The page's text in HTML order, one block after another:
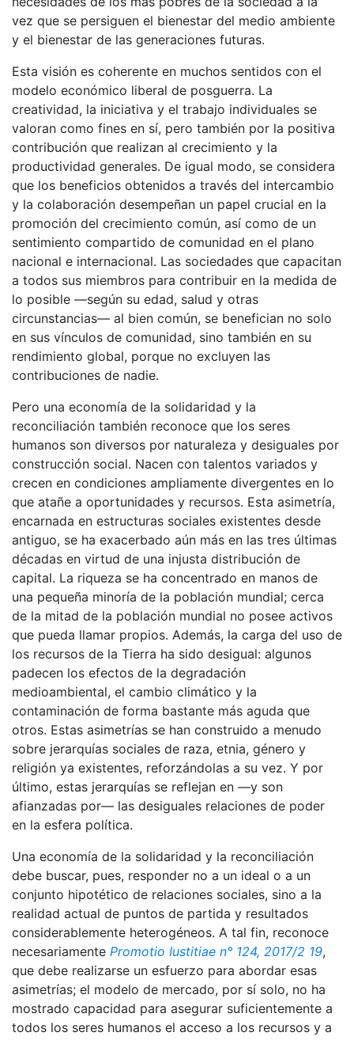
vez que se persiguen el bienestar del medio ambiente
y el bienestar de las generaciones futuras.
Esta visión es coherente en muchos sentidos con el
modelo económico liberal de posguerra. La
creatividad, la iniciativa y el trabajo individuales se
valoran como fines en sí, pero también por la positiva
contribución que realizan al crecimiento y la
productividad generales. De igual modo, se considera
que los beneficios obtenidos a través del intercambio
y la colaboración desempeñan un papel crucial en la
promoción del crecimiento común, así como de un
sentimiento compartido de comunidad en el plano
nacional e internacional. Las sociedades que capacitan
a todos sus miembros para contribuir en la medida de
lo posible —según su edad, salud y otras
circunstancias— al bien común, se benefician no solo
en sus vínculos de comunidad, sino también en su
rendimiento global, porque no excluyen las
contribuciones de nadie.
Pero una economía de la solidaridad y la
reconciliación también reconoce que los seres
humanos son diversos por naturaleza y desiguales por
construcción social. Nacen con talentos variados y
crecen en condiciones ampliamente divergentes en lo
que atañe a oportunidades y recursos. Esta asimetría,
encarnada en estructuras sociales existentes desde
antiguo, se ha exacerbado aún más en las tres últimas
décadas en virtud de una injusta distribución de
capital. La riqueza se ha concentrado en manos de
una pequeña minoría de la población mundial; cerca
de la mitad de la población mundial no posee activos
que pueda llamar propios. Además, la carga del uso de
los recursos de la Tierra ha sido desigual: algunos
padecen los efectos de la degradación
medioambiental, el cambio climático y la
contaminación de forma bastante más aguda que
otros. Estas asimetrías se han construido a menudo
sobre jerarquías sociales de raza, etnia, género y
religión ya existentes, reforzándolas a su vez. Y por
último, estas jerarquías se reflejan en —y son
afianzadas por— las desiguales relaciones de poder
en la esfera política.
Una economía de la solidaridad y la reconciliación
debe buscar, pues, responder no a un ideal o a un
conjunto hipotético de relaciones sociales, sino a la
realidad actual de puntos de partida y resultados
considerablemente heterogéneos. A tal fin, reconoce
necesariamente Promotio Iustitiae n° 124, 2017/2 19,
que debe realizarse un esfuerzo para abordar esas
asimetrías; el modelo de mercado, por sí solo, no ha
mostrado capacidad para asegurar suficientemente a
todos los seres humanos el acceso a los recursos y a